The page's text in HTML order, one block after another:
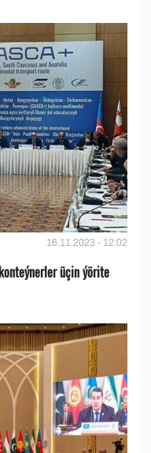
16.11.2023 - 12:02
üçin ýörite